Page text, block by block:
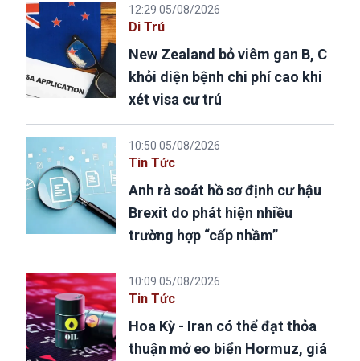
12:29 05/08/2026
Di Trú
New Zealand bỏ viêm gan B, C
khỏi diện bệnh chi phí cao khi
xét visa cư trú
10:50 05/08/2026
Tin Tức
Anh rà soát hồ sơ định cư hậu
Brexit do phát hiện nhiều
trường hợp “cấp nhầm”
10:09 05/08/2026
Tin Tức
Hoa Kỳ - Iran có thể đạt thỏa
thuận mở eo biển Hormuz, giá